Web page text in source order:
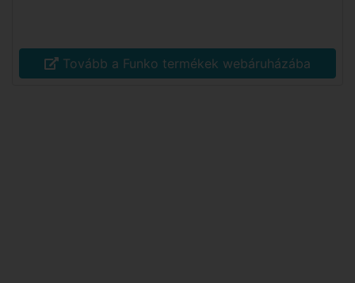
Tovább a Funko termékek webáruházába